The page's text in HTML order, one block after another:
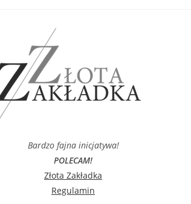
Bardzo fajna inicjatywa!
POLECAM!
Złota Zakładka
Regulamin